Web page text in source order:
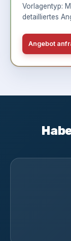
Vorlagentyp:
detailliertes
Angebot